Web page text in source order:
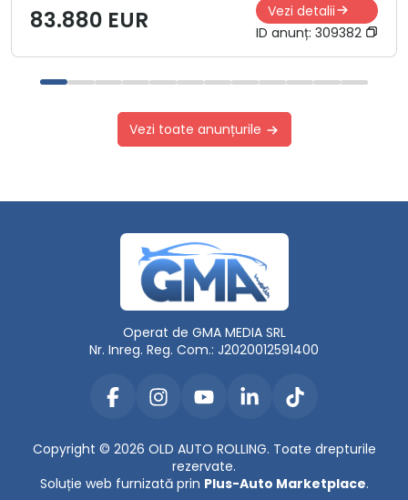
83.880 EUR
Vezi detalii
ID anunț: 309382
Vezi toate anunțurile
Operat de GMA MEDIA SRL
Nr. Inreg. Reg. Com.: J2020012591400
Copyright © 2026 OLD AUTO ROLLING. Toate drepturile
rezervate.
Soluție web furnizată prin Plus-Auto Marketplace.